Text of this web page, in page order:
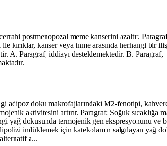
postmenopozal meme kanserini azaltır.
kırıklar, kanser veya inme arasında herhangi bir
A. Paragraf, iddiayı desteklemektedir. B. Paragraf,
adipoz doku makrofajlarındaki M2-fenotipi,
aktivitesini artırır. Paragraf: Soğuk sıcaklığa
yağ dokusunda termojenik gen ekspresyonunu ve
indüklemek için katekolamin salgılayan yağ
a...